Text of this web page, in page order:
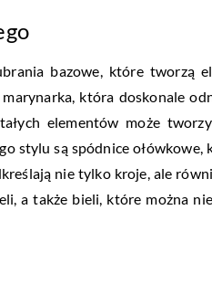
bazowe, które tworzą
która doskonale
elementów może
stylu są spódnice
nie tylko kroje, ale
a także bieli, które można